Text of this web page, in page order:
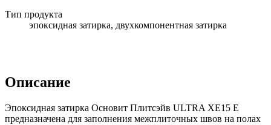
Тип продукта
эпоксидная затирка, двухкомпонентная затирка
Описание
Эпоксидная затирка Основит Плитсэйв ULTRA ХЕ15 Е
предназначена для заполнения межплиточных швов на полах